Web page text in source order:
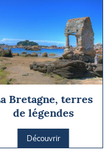
Bretagne, terres
de légendes
Découvrir